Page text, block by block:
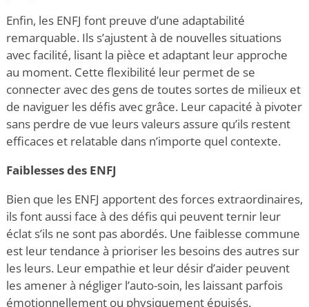
Enfin, les ENFJ font preuve d’une adaptabilité
remarquable. Ils s’ajustent à de nouvelles situations
avec facilité, lisant la pièce et adaptant leur approche
au moment. Cette flexibilité leur permet de se
connecter avec des gens de toutes sortes de milieux et
de naviguer les défis avec grâce. Leur capacité à pivoter
sans perdre de vue leurs valeurs assure qu’ils restent
efficaces et relatable dans n’importe quel contexte.
Faiblesses des ENFJ
Bien que les ENFJ apportent des forces extraordinaires,
ils font aussi face à des défis qui peuvent ternir leur
éclat s’ils ne sont pas abordés. Une faiblesse commune
est leur tendance à prioriser les besoins des autres sur
les leurs. Leur empathie et leur désir d’aider peuvent
les amener à négliger l’auto-soin, les laissant parfois
émotionnellement ou physiquement épuisés.